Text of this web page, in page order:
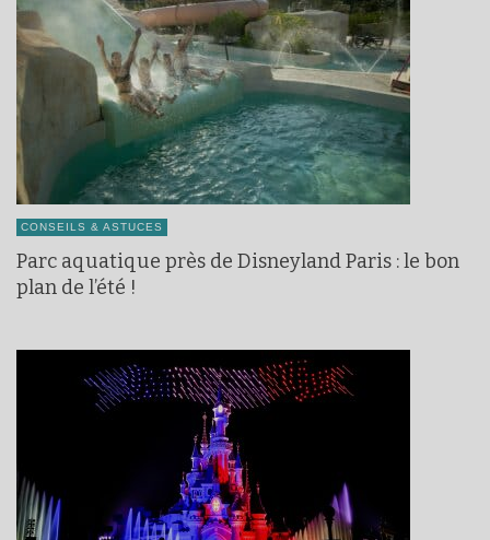
CONSEILS & ASTUCES
Parc aquatique près de Disneyland Paris : le bon
plan de l’été !